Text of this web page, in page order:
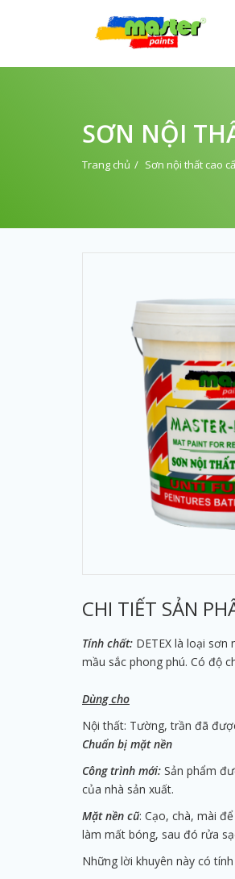
SƠN NỘI
Trang chủ Sơn nội thất cao
CHI TIẾT SẢN
Tính chất: DETEX là loại sơn
mầu sắc phong phú. Có độ
Dùng cho
Nội thất: Tường, trần đã
Chuẩn bị mặt nền
Công trình mới: Sản phẩm
của nhà sản xuất.
Mặt nền cũ: Cạo, chà, mài
làm mất bóng, sau đó rửa
Những lời khuyên này có